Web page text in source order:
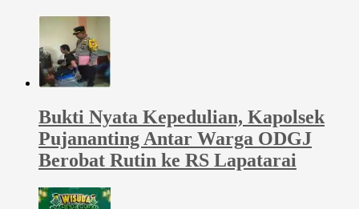
Bukti Nyata Kepedulian, Kapolsek
Pujananting Antar Warga ODGJ
Berobat Rutin ke RS Lapatarai